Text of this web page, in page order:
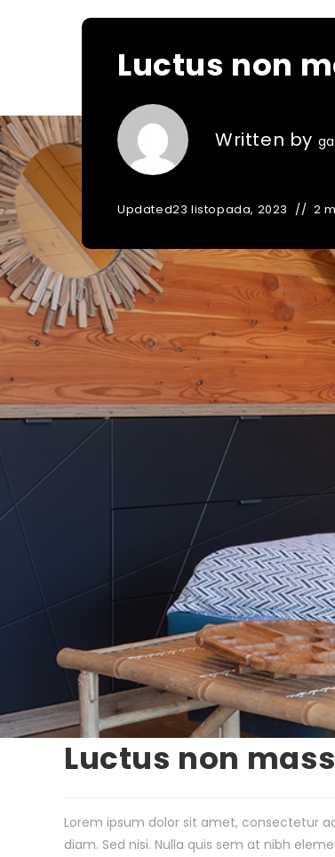
Luctus non
Written by
Updated23 listopada, 2023 2
Luctus non
Lorem ipsum dolor sit amet, consectetur
diam. Sed nisi. Nulla quis sem at nibh